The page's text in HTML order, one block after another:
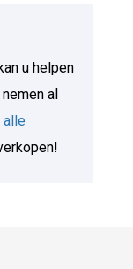
u helpen
al
alle